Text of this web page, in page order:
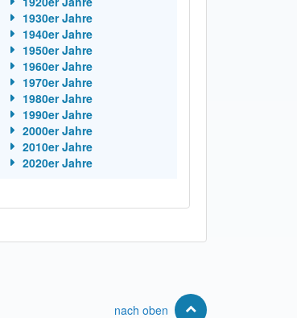
1930er Jahre
1940er Jahre
1950er Jahre
1960er Jahre
1970er Jahre
1980er Jahre
1990er Jahre
2000er Jahre
2010er Jahre
2020er Jahre
nach oben